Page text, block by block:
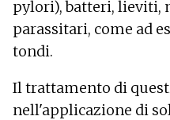
pylori), batteri, lieviti,
parassitari, come ad
tondi.
Il trattamento di
nell'applicazione di